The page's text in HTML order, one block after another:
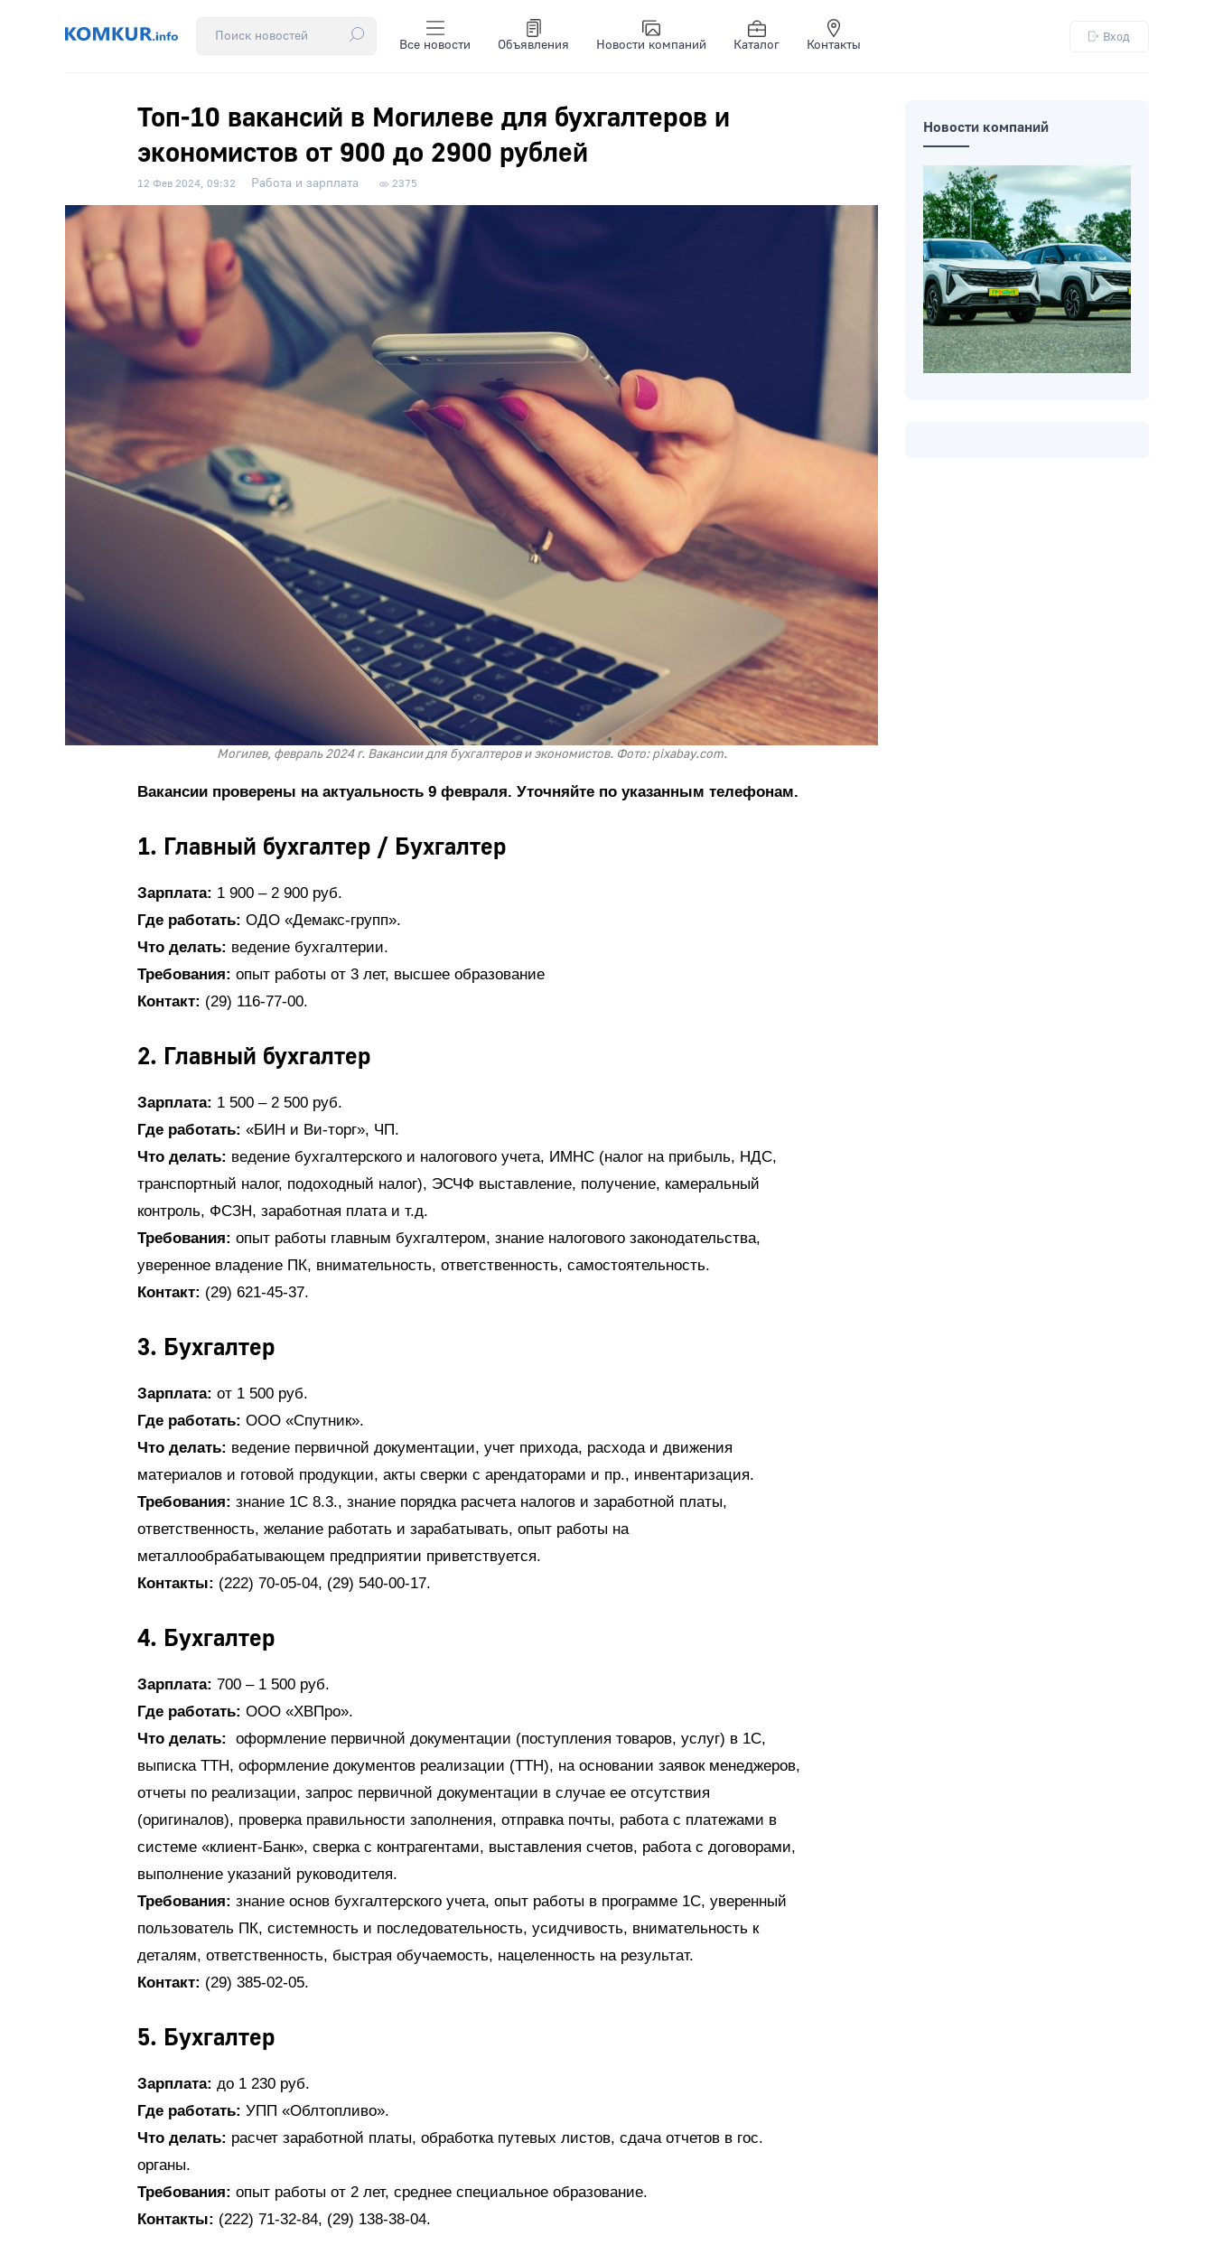
Все новости Объявления Новости компаний Каталог Контакты
Вход
Топ-10 вакансий в Могилеве для бухгалтеров и
экономистов от 900 до 2900 рублей
12 Фев 2024, 09:32 Работа и зарплата 2375
Могилев, февраль 2024 г. Вакансии для бухгалтеров и экономистов. Фото: pixabay.com.
Вакансии проверены на актуальность 9 февраля. Уточняйте по указанным телефонам.
1. Главный бухгалтер / Бухгалтер
Зарплата: 1 900 – 2 900 руб.
Где работать: ОДО «Демакс-групп».
Что делать: ведение бухгалтерии.
Требования: опыт работы от 3 лет, высшее образование
Контакт: (29) 116-77-00.
2. Главный бухгалтер
Зарплата: 1 500 – 2 500 руб.
Где работать: «БИН и Ви-торг», ЧП.
Что делать: ведение бухгалтерского и налогового учета, ИМНС (налог на прибыль, НДС,
транспортный налог, подоходный налог), ЭСЧФ выставление, получение, камеральный
контроль, ФСЗН, заработная плата и т.д.
Требования: опыт работы главным бухгалтером, знание налогового законодательства,
уверенное владение ПК, внимательность, ответственность, самостоятельность.
Контакт: (29) 621-45-37.
3. Бухгалтер
Зарплата: от 1 500 руб.
Где работать: ООО «Спутник».
Что делать: ведение первичной документации, учет прихода, расхода и движения
материалов и готовой продукции, акты сверки с арендаторами и пр., инвентаризация.
Требования: знание 1С 8.3., знание порядка расчета налогов и заработной платы,
ответственность, желание работать и зарабатывать, опыт работы на
металлообрабатывающем предприятии приветствуется.
Контакты: (222) 70-05-04, (29) 540-00-17.
4. Бухгалтер
Зарплата: 700 – 1 500 руб.
Где работать: ООО «ХВПро».
Что делать:
оформление первичной документации (поступления товаров, услуг) в 1С,
выписка ТТН, оформление документов реализации (ТТН), на основании заявок менеджеров,
отчеты по реализации, запрос первичной документации в случае ее отсутствия
(оригиналов), проверка правильности заполнения, отправка почты, работа с платежами в
системе «клиент-Банк», сверка с контрагентами, выставления счетов, работа с договорами,
выполнение указаний руководителя.
Требования: знание основ бухгалтерского учета, опыт работы в программе 1С, уверенный
пользователь ПК, системность и последовательность, усидчивость, внимательность к
деталям, ответственность, быстрая обучаемость, нацеленность на результат.
Контакт: (29) 385-02-05.
5. Бухгалтер
Зарплата: до 1 230 руб.
Где работать: УПП «Облтопливо».
Что делать: расчет заработной платы, обработка путевых листов, сдача отчетов в гос.
органы.
Требования: опыт работы от 2 лет, среднее специальное образование.
Контакты: (222) 71-32-84, (29) 138-38-04.
Новости компаний